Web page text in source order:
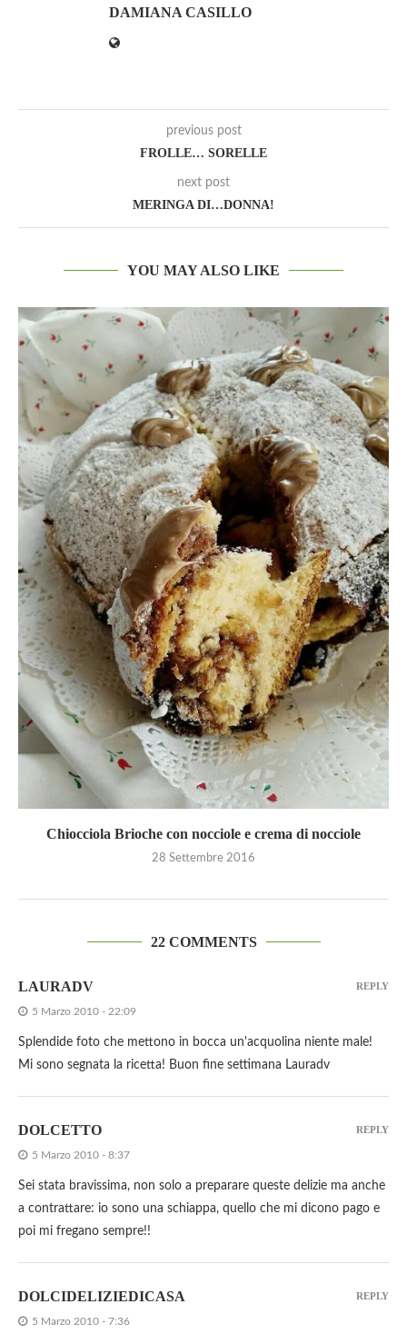
DAMIANA CASILLO
previous post
FROLLE… SORELLE
next post
MERINGA DI…DONNA!
YOU MAY ALSO LIKE
Chiocciola Brioche con nocciole e crema di nocciole
28 Settembre 2016
22 COMMENTS
LAURADV
5 Marzo 2010 - 22:09
Splendide foto che mettono in bocca un'acquolina niente male!
Mi sono segnata la ricetta! Buon fine settimana Lauradv
REPLY
DOLCETTO
5 Marzo 2010 - 8:37
Sei stata bravissima, non solo a preparare queste delizie ma anche
a contrattare: io sono una schiappa, quello che mi dicono pago e
poi mi fregano sempre!!
REPLY
DOLCIDELIZIEDICASA
5 Marzo 2010 - 7:36
REPLY